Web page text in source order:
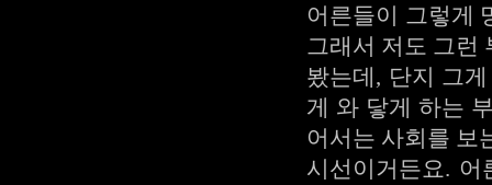
어른들이 그렇게
그래서 저도 그런
봤는데, 단지 그
게 와 닿게 하는
어서는 사회를 보
시선이거든요.